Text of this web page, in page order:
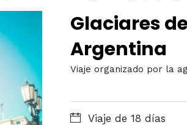
Glaciares
Argentina
Viaje organizado por la
Viaje de 18 días